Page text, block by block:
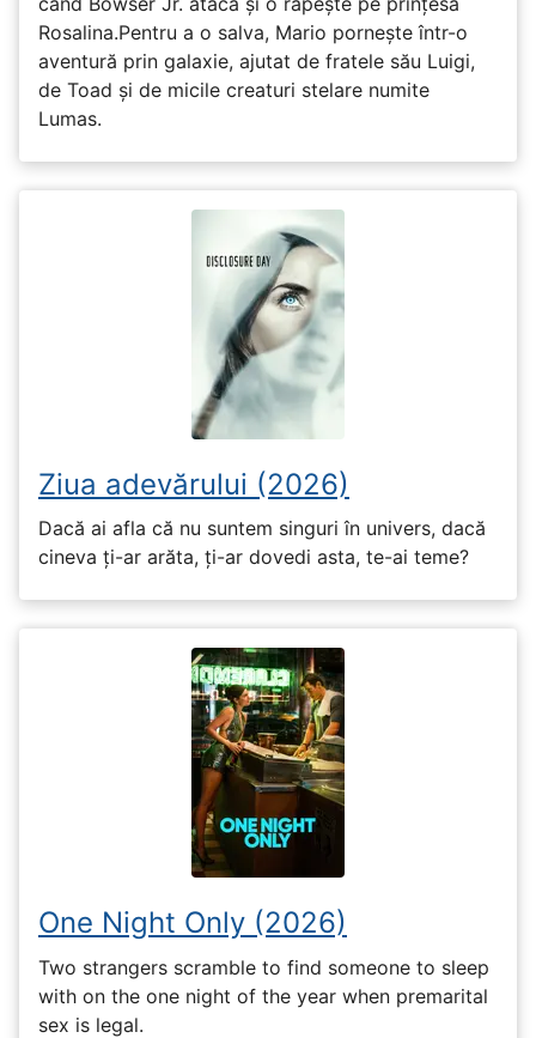
Rosalina.Pentru a o salva, Mario pornește într-o
aventură prin galaxie, ajutat de fratele său Luigi,
de Toad și de micile creaturi stelare numite
Lumas.
Ziua adevărului (2026)
Dacă ai afla că nu suntem singuri în univers, dacă
cineva ți-ar arăta, ți-ar dovedi asta, te-ai teme?
One Night Only (2026)
Two strangers scramble to find someone to sleep
with on the one night of the year when premarital
sex is legal.